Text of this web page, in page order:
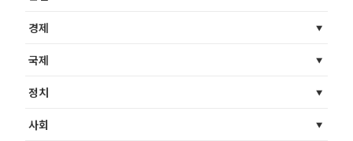
경제
국제
정치
사회